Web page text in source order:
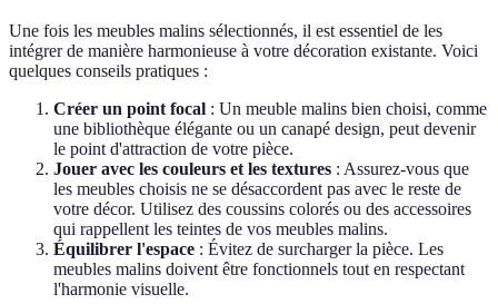
Une fois les meubles malins sélectionnés, il est essentiel de les
intégrer de manière harmonieuse à votre décoration existante. Voici
quelques conseils pratiques :
Créer un point focal : Un meuble malins bien choisi, comme
une bibliothèque élégante ou un canapé design, peut devenir
le point d'attraction de votre pièce.
Jouer avec les couleurs et les textures : Assurez-vous que
les meubles choisis ne se désaccordent pas avec le reste de
votre décor. Utilisez des coussins colorés ou des accessoires
qui rappellent les teintes de vos meubles malins.
Équilibrer l'espace : Évitez de surcharger la pièce. Les
meubles malins doivent être fonctionnels tout en respectant
l'harmonie visuelle.